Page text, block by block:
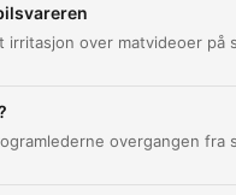
kroner.
sak der en mann krevde